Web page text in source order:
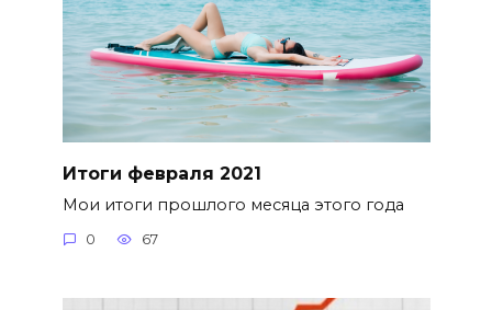
Итоги февраля 2021
Мои итоги прошлого месяца этого года
0 67